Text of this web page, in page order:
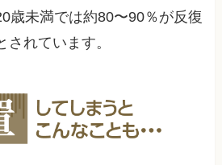
歳未満では約80〜90％が反復
れています。